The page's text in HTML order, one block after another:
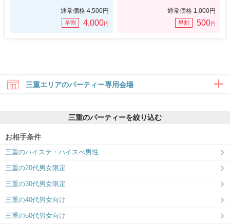
通常価格 4,500円
早割 4,000円
通常価格 1,000円
早割 500円
三重エリアのパーティー専用会場
性格・価値観を重視♪相性抜群の出会い！
三重のパーティーを絞り込む
お相手条件
三重のハイステ・ハイスぺ男性
三重の20代男女限定
三重の30代男女限定
三重の40代男女向け
三重の50代男女向け